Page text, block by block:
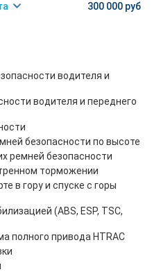
300 000 руб
водителя и
водителя и переднего
безопасности по высоте
ремней безопасности
торможении
в гору и спуске с горы
(ABS, ESP, TSC,
полного привода HTRAC